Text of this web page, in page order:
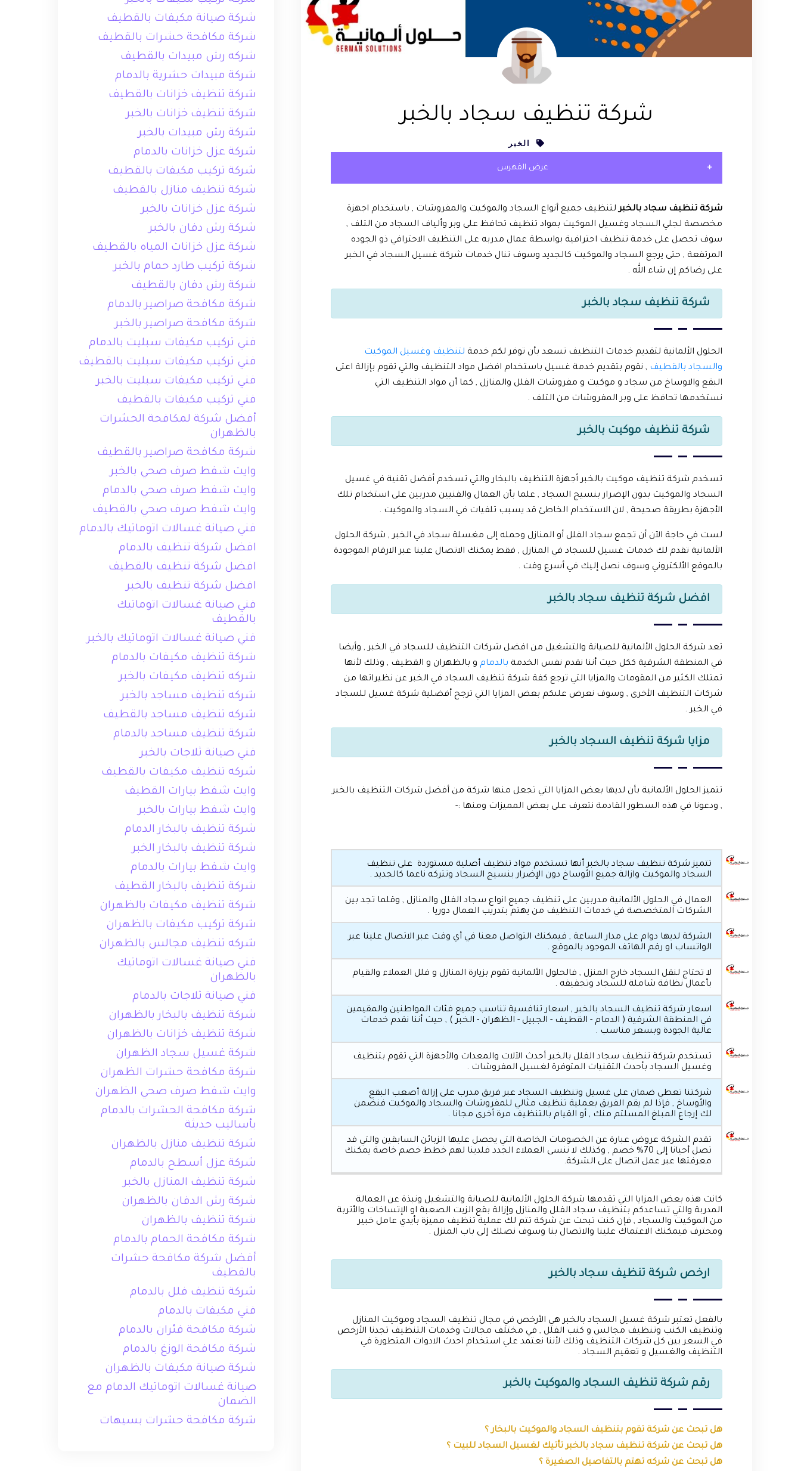
شركة تنظيف سجاد بالخبر
الخبر
عرض الفهرس
شركة تنظيف سجاد بالخبرلتنظيف جميع أنواع السجاد والموكيت والمفروشات , باستخدام اجهزة
مخصصة لجلي السجاد وغسيل الموكيت بمواد تنظيف تحافظ على وبر وألياف السجاد من التلف ,
سوف تحصل على خدمة تنظيف احترافية بواسطة عمال مدربه على التنظيف الاحترافي ذو الجوده
المرتفعة , حتى يرجع السجاد والموكيت كالجديد وسوف تنال خدمات شركة غسيل السجاد في الخبر
على رضاكم إن شاء الله .
شركة تنظيف سجاد بالخبر
الحلول الألمانية لتقديم خدمات التنظيف تسعد بأن توفر لكم خدمة لتنظيف وغسيل الموكيت
والسجاد بالقطيف , نقوم بتقديم خدمة غسيل باستخدام افضل مواد التنظيف والتي تقوم بإزالة اعتى
البقع والاوساخ من سجاد و موكيت و مفروشات الفلل والمنازل , كما أن مواد التنظيف التي
نستخدمها تحافظ على وبر المفروشات من التلف .
شركة تنظيف موكيت بالخبر
تسخدم شركة تنظيف موكيت بالخبر أجهزة التنظيف بالبخار والتي تسخدم أفضل تقنية في غسيل
السجاد والموكيت بدون الإضرار بنسيج السجاد , علما بأن العمال والفنيين مدربين على استخدام تلك
الأجهزة بطريقة صحيحة , لان الاستخدام الخاطئ قد يسبب تلفيات في السجاد والموكيت .
لست في حاجة الآن أن تجمع سجاد الفلل أو المنازل وحمله إلى مغسلة سجاد في الخبر , شركة الحلول
الألمانية تقدم لك خدمات غسيل للسجاد في المنازل , فقط يمكنك الاتصال علينا عبر الارقام الموجودة
بالموقع الألكتروني وسوف نصل إليك في أسرع وقت .
افضل شركة تنظيف سجاد بالخبر
تعد شركة الحلول الألمانية للصيانة والتشغيل من افضل شركات التنظيف للسجاد في الخبر , وأيضا
في المنطقة الشرقية ككل حيث أننا نقدم نفس الخدمة بالدمام و بالظهران و القطيف , وذلك لأنها
تمتلك الكثير من المقومات والمزايا التي ترجع كفة شركة تنظيف السجاد في الخبر عن نظيراتها من
شركات التنظيف الأخرى , وسوف نعرض علىكم بعض المزايا التي ترجح أفضلية شركة غسيل للسجاد
في الخبر .
مزايا شركة تنظيف السجاد بالخبر
تتميز الحلول الألمانية بأن لديها بعض المزايا التي تجعل منها شركة من أفضل شركات التنظيف بالخبر
, ودعونا في هذه السطور القادمة نتعرف على بعض المميزات ومنها :-
تتميز شركة تنظيف سجاد بالخبر أنها تستخدم مواد تنظيف أصلية مستوردة على تنظيف
السجاد والموكيت وازالة جميع الأوساخ دون الإضرار بنسيج السجاد وتتركه ناعما كالجديد .
العمال في الحلول الألمانية مدربين على تنظيف جميع انواع سجاد الفلل والمنازل , وقلما تجد بين
الشركات المتخصصة في خدمات التنظيف من يهتم بتدريب العمال دوريا .
الشركة لديها دوام على مدار الساعة , فيمكنك التواصل معنا في أي وقت عبر الاتصال علينا عبر
الواتساب او رقم الهاتف الموجود بالموقع .
لا تحتاج لنقل السجاد خارج المنزل , فالحلول الألمانية تقوم بزيارة المنازل و فلل العملاء والقيام
بأعمال نظافة شاملة للسجاد وتجفيفه .
اسعار شركة تنظيف السجاد بالخبر , اسعار تنافسية تناسب جميع فئات المواطنين والمقيمين
في المنطقة الشرقية ( الدمام - القطيف - الجبيل - الظهران - الخبر ) , حيث أننا نقدم خدمات
عالية الجودة وبسعر مناسب .
تستخدم شركة تنظيف سجاد الفلل بالخبر أحدث الآلات والمعدات والأجهزة التي تقوم بتنظيف
وغسيل السجاد بأحدث التقنيات المتوفرة لغسيل المفروشات .
شركتنا تعطي ضمان على غسيل وتنظيف السجاد عبر فريق مدرب على إزالة أصعب البقع
والأوساخ , فإذا لم يقم الفريق بعملية تنظيف مثالي للمفروشات والسجاد والموكيت فنضمن
لك إرجاع المبلغ المسلتم منك , أو القيام بالتنظيف مرة أخرى مجانا .
تقدم الشركة عروض عبارة عن الخصومات الخاصة التي يحصل عليها الزبائن السابقين والتي قد
تصل أحيانا إلى 70% خصم , وكذلك لا ننسى العملاء الجدد فلدينا لهم خطط خصم خاصة يمكنك
معرفتها عبر عمل اتصال على الشركة.
كانت هذه بعض المزايا التي تقدمها شركة الحلول الألمانية للصيانة والتشغيل ونبذة عن العمالة
المدربة والتي تساعدكم بتنظيف سجاد الفلل والمنازل وإزالة بقع الزيت الصعبة او الإتساخات والأتربة
من الموكيت والسجاد , فإن كنت تبحث عن شركة تتم لك عملية تنظيف مميزة بأيدي عامل خبير
ومحترف فيمكنك الاعتماك علينا والاتصال بنا وسوف نصلك إلى باب المنزل .
ارخص شركة تنظيف سجاد بالخبر
بالفعل تعتبر شركة غسيل السجاد بالخبر هي الأرخص في مجال تنظيف السجاد وموكيت المنازل
وتنظيف الكنب وتنظيف مجالس و كنب الفلل , في مختلف مجالات وخدمات التنظيف تجدنا الأرخص
في السعر بين كل شركات التنظيف وذلك لأننا نعتمد علي استخدام احدث الادوات المتطورة في
التنظيف والغسيل و تعقيم السجاد .
رقم شركة تنظيف السجاد والموكيت بالخبر
هل تبحث عن شركة تقوم بتنظيف السجاد والموكيت بالبخار ؟
هل تبحث عن شركة تنظيف سجاد بالخبر تأتيك لغسيل السجاد للبيت ؟
هل تبحث عن شركه تهتم بالتفاصيل الصغيرة ؟
شركة صيانة مكيفات بالقطيف
شركة مكافحة حشرات بالقطيف
شركه رش مبيدات بالقطيف
شركة مبيدات حشرية بالدمام
شركة تنظيف خزانات بالقطيف
شركة تنظيف خزانات بالخبر
شركة رش مبيدات بالخبر
شركة عزل خزانات بالدمام
شركة تركيب مكيفات بالقطيف
شركة تنظيف منازل بالقطيف
شركة عزل خزانات بالخبر
شركة رش دفان بالخبر
شركة عزل خزانات المياه بالقطيف
شركة تركيب طارد حمام بالخبر
شركة رش دفان بالقطيف
شركة مكافحة صراصير بالدمام
شركة مكافحة صراصير بالخبر
فني تركيب مكيفات سبليت بالدمام
فني تركيب مكيفات سبليت بالقطيف
فني تركيب مكيفات سبليت بالخبر
فني تركيب مكيفات بالقطيف
أفضل شركة لمكافحة الحشرات
بالظهران
شركة مكافحة صراصير بالقطيف
وايت شفط صرف صحي بالخبر
وايت شفط صرف صحي بالدمام
وايت شفط صرف صحي بالقطيف
فني صيانة غسالات اتوماتيك بالدمام
افضل شركة تنظيف بالدمام
افضل شركة تنظيف بالقطيف
افضل شركة تنظيف بالخبر
فني صيانة غسالات اتوماتيك
بالقطيف
فني صيانة غسالات اتوماتيك بالخبر
شركة تنظيف مكيفات بالدمام
شركه تنظيف مكيفات بالخبر
شركه تنظيف مساجد بالخبر
شركه تنظيف مساجد بالقطيف
شركة تنظيف مساجد بالدمام
فني صيانة ثلاجات بالخبر
شركه تنظيف مكيفات بالقطيف
وايت شفط بيارات القطيف
وايت شفط بيارات بالخبر
شركة تنظيف بالبخار الدمام
شركة تنظيف بالبخار الخبر
وايت شفط بيارات بالدمام
شركة تنظيف بالبخار القطيف
شركة تنظيف مكيفات بالظهران
شركة تركيب مكيفات بالظهران
شركه تنظيف مجالس بالظهران
فني صيانة غسالات اتوماتيك
بالظهران
فني صيانة ثلاجات بالدمام
شركة تنظيف بالبخار بالظهران
شركة تنظيف خزانات بالظهران
شركة غسيل سجاد الظهران
شركة مكافحة حشرات الظهران
وايت شفط صرف صحي الظهران
شركة مكافحة الحشرات بالدمام
بأساليب حديثة
شركة تنظيف منازل بالظهران
شركة عزل أسطح بالدمام
شركة تنظيف المنازل بالخبر
شركة رش الدفان بالظهران
شركة تنظيف بالظهران
شركة مكافحة الحمام بالدمام
أفضل شركة مكافحة حشرات
بالقطيف
شركة تنظيف فلل بالدمام
فني مكيفات بالدمام
شركة مكافحة فئران بالدمام
شركة مكافحة الوزغ بالدمام
شركة صيانة مكيفات بالظهران
صيانة غسالات اتوماتيك الدمام مع
الضمان
شركة مكافحة حشرات بسيهات